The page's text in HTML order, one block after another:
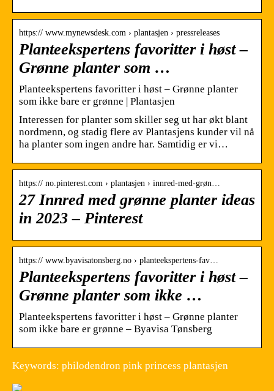
https:// www.mynewsdesk.com › plantasjen › pressreleases
Planteekspertens favoritter i høst –
Grønne planter som …
Planteekspertens favoritter i høst – Grønne planter
som ikke bare er grønne | Plantasjen
Interessen for planter som skiller seg ut har økt blant
nordmenn, og stadig flere av Plantasjens kunder vil nå
ha planter som ingen andre har. Samtidig er vi…
https:// no.pinterest.com › plantasjen › innred-med-grøn…
27 Innred med grønne planter ideas
in 2023 – Pinterest
https:// www.byavisatonsberg.no › planteekspertens-fav…
Planteekspertens favoritter i høst –
Grønne planter som ikke …
Planteekspertens favoritter i høst – Grønne planter
som ikke bare er grønne – Byavisa Tønsberg
Keywords: philodendron pink princess plantasjen